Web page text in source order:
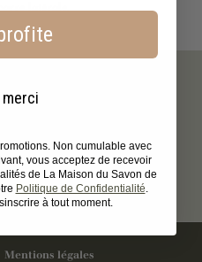
48 h
Paiement
sécurisé
Mentions légales
merci
Non cumulable avec
vous acceptez de recevoir
de La Maison du Savon de
Politique de Confidentialité
à tout moment.